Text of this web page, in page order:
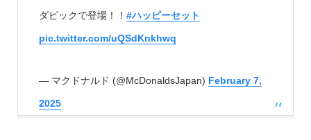
ダピックで登場！！ #ハッピーセット
pic.twitter.com/uQSdKnkhwq
— マクドナルド (@McDonaldsJapan) February 7,
2025